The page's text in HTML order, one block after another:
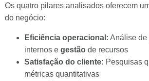
Os quatro pilares analisados oferecem
do negócio:
Eficiência operacional: Análise de
internos e gestão de recursos
Satisfação do cliente: Pesquisas
métricas quantitativas